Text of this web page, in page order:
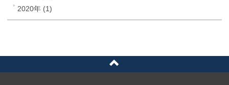
2020年 (1)